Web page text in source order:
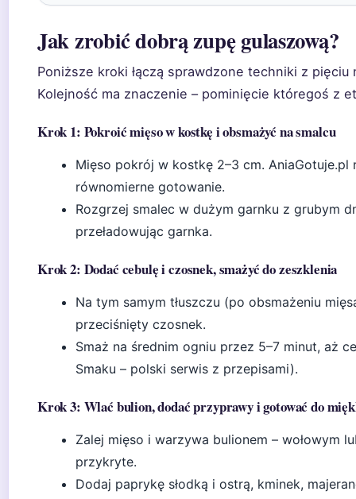
Jak zrobić dobrą zupę gulaszową?
Poniższe kroki łączą sprawdzone techniki z
Kolejność ma znaczenie – pominięcie któregoś z
Krok 1: Pokroić mięso w kostkę i obsmażyć na smalcu
Mięso pokrój w kostkę 2–3 cm. AniaGotuje.pl
równomierne gotowanie.
Rozgrzej smalec w dużym garnku z grubym
przeładowując garnka.
Krok 2: Dodać cebulę i czosnek, smażyć do zeszklenia
Na tym samym tłuszczu (po obsmażeniu
przeciśnięty czosnek.
Smaż na średnim ogniu przez 5–7 minut, aż
Smaku – polski serwis z przepisami).
Krok 3: Wlać bulion, dodać przyprawy i gotować do
Zalej mięso i warzywa bulionem – wołowym
przykryte.
Dodaj paprykę słodką i ostrą, kminek,